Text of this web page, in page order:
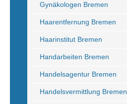
Gynäkologen Bremen
Haarentfernung Bremen
Haarinstitut Bremen
Handarbeiten Bremen
Handelsagentur Bremen
Handelsvermittlung Bremen